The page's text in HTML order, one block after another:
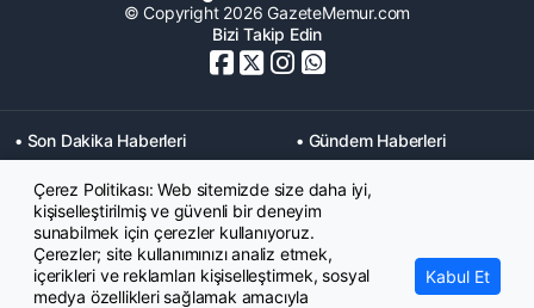
© Copyright 2026 GazeteMemur.com
Bizi Takip Edin
• Son Dakika Haberleri
• Gündem Haberleri
• Memurlar Haberleri
• KPSS Haberleri
• Ekonomi Haberleri
• Eğitim Haberleri
• Yaşam Haberleri
• Maaş Verileri Haberleri
• Mahkeme Kararları
Haberleri
Çerez Politikası: Web sitemizde size daha iyi,
kişiselleştirilmiş ve güvenli bir deneyim
sunabilmek için çerezler kullanıyoruz.
Çerezler; site kullanımınızı analiz etmek,
içerikleri ve reklamları kişiselleştirmek, sosyal
medya özellikleri sağlamak amacıyla
Kabul Et